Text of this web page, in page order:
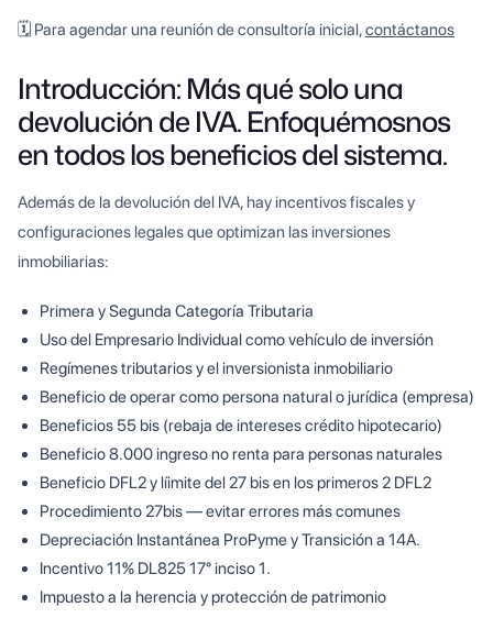
🗓️ Para agendar una reunión de consultoría inicial,contáctanos
Introducción: Más qué solo una
devolución de IVA. Enfoquémosnos
en todos los beneficios del sistema.
Además de la devolución del IVA, hay incentivos fiscales y
configuraciones legales que optimizan las inversiones
inmobiliarias:
Primera y Segunda Categoría Tributaria
Uso del Empresario Individual como vehículo de inversión
Regímenes tributarios y el inversionista inmobiliario
Beneficio de operar como persona natural o jurídica (empresa)
Beneficios 55 bis (rebaja de intereses crédito hipotecario)
Beneficio 8.000 ingreso no renta para personas naturales
Beneficio DFL2 y líimite del 27 bis en los primeros 2 DFL2
Procedimiento 27bis — evitar errores más comunes
Depreciación Instantánea ProPyme y Transición a 14A.
Incentivo 11% DL825 17° inciso 1.
Impuesto a la herencia y protección de patrimonio